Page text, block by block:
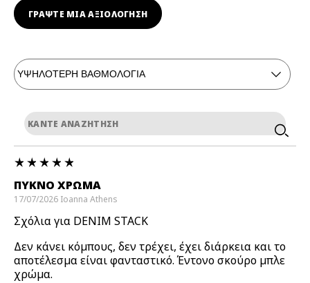
ΓΡΆΨΤΕ ΜΙΑ ΑΞΙΟΛΟΓΗΣΗ
ΠΥΚΝΌ ΧΡΏΜΑ
17/07/2026 Ioanna Athens
Σχόλια για DENIM STACK
Δεν κάνει κόμπους, δεν τρέχει, έχει διάρκεια και το
αποτέλεσμα είναι φανταστικό. Έντονο σκούρο μπλε
χρώμα.